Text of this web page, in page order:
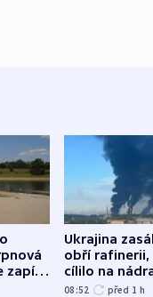
zapíše
Ukrajina
obří rafinerii,
cílilo na
autobus
08:52 před 1 h